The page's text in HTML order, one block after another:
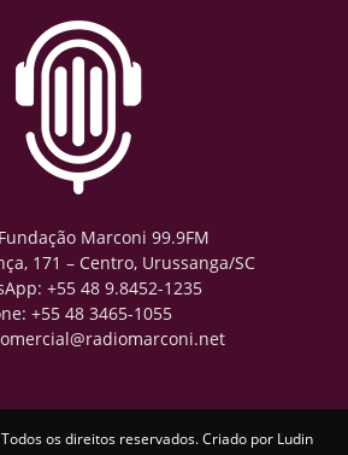
Marconi 99.9FM
171 – Centro, Urussanga/SC
+55 48 9.8452-1235
+55 48 3465-1055
os direitos reservados. Criado por Ludin